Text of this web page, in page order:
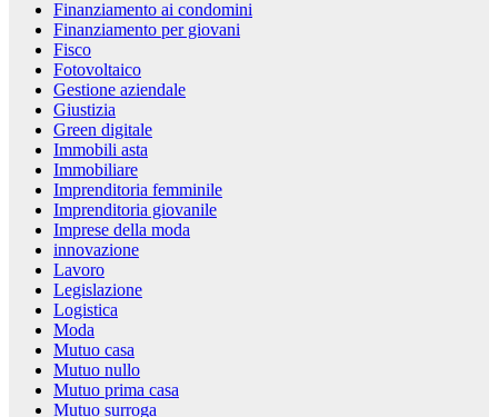
Finanziamento ai condomini
Finanziamento per giovani
Fisco
Fotovoltaico
Gestione aziendale
Giustizia
Green digitale
Immobili asta
Immobiliare
Imprenditoria femminile
Imprenditoria giovanile
Imprese della moda
innovazione
Lavoro
Legislazione
Logistica
Moda
Mutuo casa
Mutuo nullo
Mutuo prima casa
Mutuo surroga